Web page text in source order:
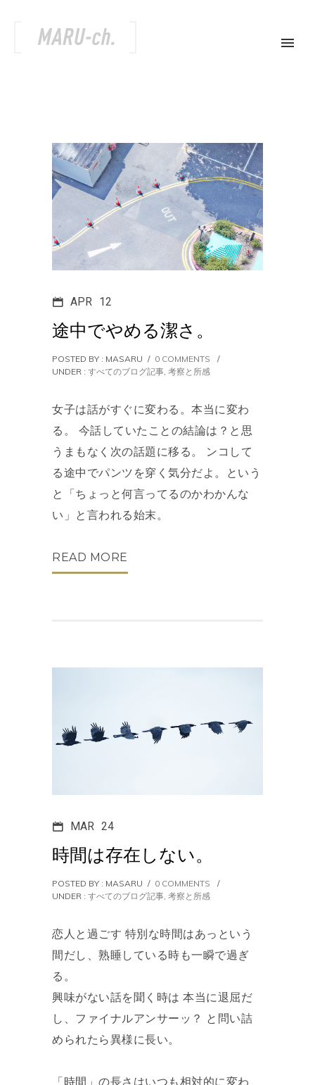
APR 12
途中でやめる潔さ。
POSTED BY : MASARU / 0 COMMENTS
/
UNDER : すべてのブログ記事, 考察と所感
女子は話がすぐに変わる。本当に変わ
る。 今話していたことの結論は？と思
うまもなく次の話題に移る。 ンコして
る途中でパンツを穿く気分だよ。という
と「ちょっと何言ってるのかわかんな
い」と言われる始末。
READ MORE
MAR 24
時間は存在しない。
POSTED BY : MASARU / 0 COMMENTS
/
UNDER : すべてのブログ記事, 考察と所感
恋人と過ごす 特別な時間はあっという
間だし、熟睡している時も一瞬で過ぎ
る。
興味がない話を聞く時は 本当に退屈だ
し、ファイナルアンサーッ？ と問い詰
められたら異様に長い。
「時間」の長さはいつも相対的に変わ